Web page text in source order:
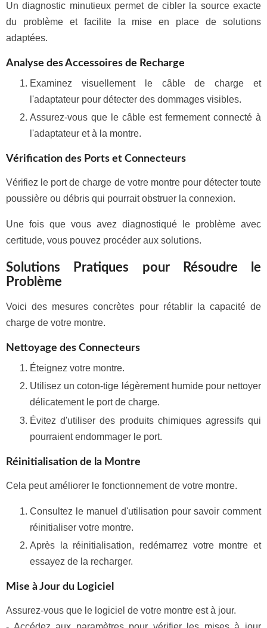
Un diagnostic minutieux permet de cibler la source exacte
du problème et facilite la mise en place de solutions
adaptées.
Analyse des Accessoires de Recharge
Examinez visuellement le câble de charge et
l'adaptateur pour détecter des dommages visibles.
Assurez-vous que le câble est fermement connecté à
l'adaptateur et à la montre.
Vérification des Ports et Connecteurs
Vérifiez le port de charge de votre montre pour détecter toute
poussière ou débris qui pourrait obstruer la connexion.
Une fois que vous avez diagnostiqué le problème avec
certitude, vous pouvez procéder aux solutions.
Solutions Pratiques pour Résoudre le
Problème
Voici des mesures concrètes pour rétablir la capacité de
charge de votre montre.
Nettoyage des Connecteurs
Éteignez votre montre.
Utilisez un coton-tige légèrement humide pour nettoyer
délicatement le port de charge.
Évitez d'utiliser des produits chimiques agressifs qui
pourraient endommager le port.
Réinitialisation de la Montre
Cela peut améliorer le fonctionnement de votre montre.
Consultez le manuel d'utilisation pour savoir comment
réinitialiser votre montre.
Après la réinitialisation, redémarrez votre montre et
essayez de la recharger.
Mise à Jour du Logiciel
Assurez-vous que le logiciel de votre montre est à jour.